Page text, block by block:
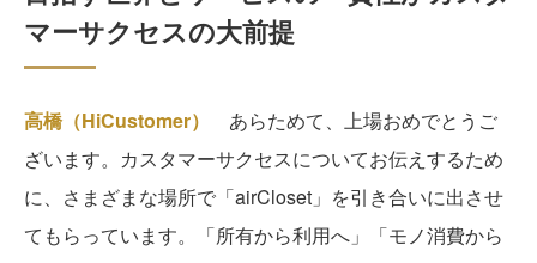
マーサクセスの大前提
高橋（HiCustomer）
あらためて、上場おめでとうご
ざいます。カスタマーサクセスについてお伝えするため
に、さまざまな場所で「airCloset」を引き合いに出させ
てもらっています。「所有から利用へ」「モノ消費から